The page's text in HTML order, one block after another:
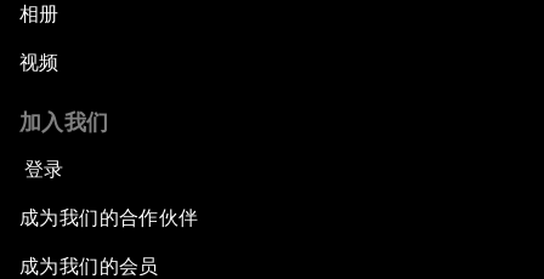
相册
视频
加入我们
登录
成为我们的合作伙伴
成为我们的会员